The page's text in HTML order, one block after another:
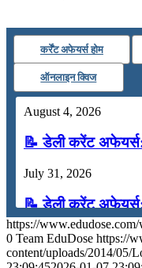
कर्रेंट अफेयर्स होम
ऑनलाइन क्विज
August 4, 2026
📝 डेली करेंट
July 31, 2026
📝 डेली करेंट
July 28, 2026
https://
0 Team EduDose https://
content/uploads/2014/05/